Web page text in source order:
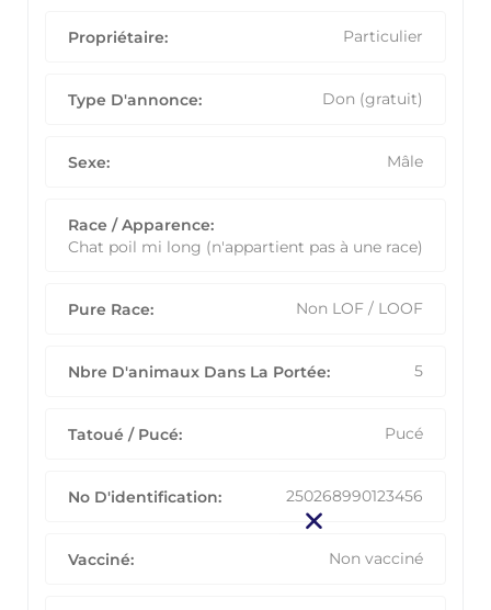
Propriétaire: Particulier
Type D'annonce: Don (gratuit)
Sexe: Mâle
Race / Apparence:
Chat poil mi long (n'appartient pas à une race)
Pure Race: Non LOF / LOOF
Nbre D'animaux Dans La Portée: 5
Tatoué / Pucé: Pucé
No D'identification: 250268990123456
Vacciné: Non vacciné